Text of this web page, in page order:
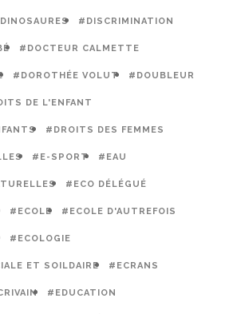
#DISCRIMINATION
#DOCTEUR CALMETTE
#DOROTHÉE VOLUT #DOUBLEUR
DE L'ENFANT
#DROITS DES FEMMES
#E-SPORT #EAU
#ECO DÉLÉGUÉ
#ECOLE #ECOLE D'AUTREFOIS
#ECOLOGIE
ET SOILDAIRE #ECRANS
#EDUCATION